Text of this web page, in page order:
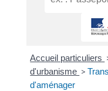
Accueil particuliers
d'urbanisme >
d'aménager